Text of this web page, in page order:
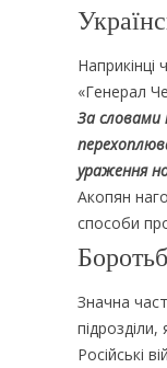
«Генерал
За словами
ураження
Акопян
способи
Значна
Російські